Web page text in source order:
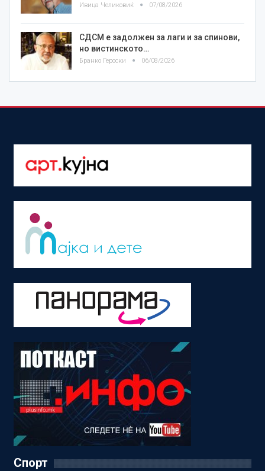
Ивица Челиковиќ 07/08/2026
СДСМ е задолжен за лаги и за спинови,
но вистинското…
Бранко Героски 06/08/2026
Спорт